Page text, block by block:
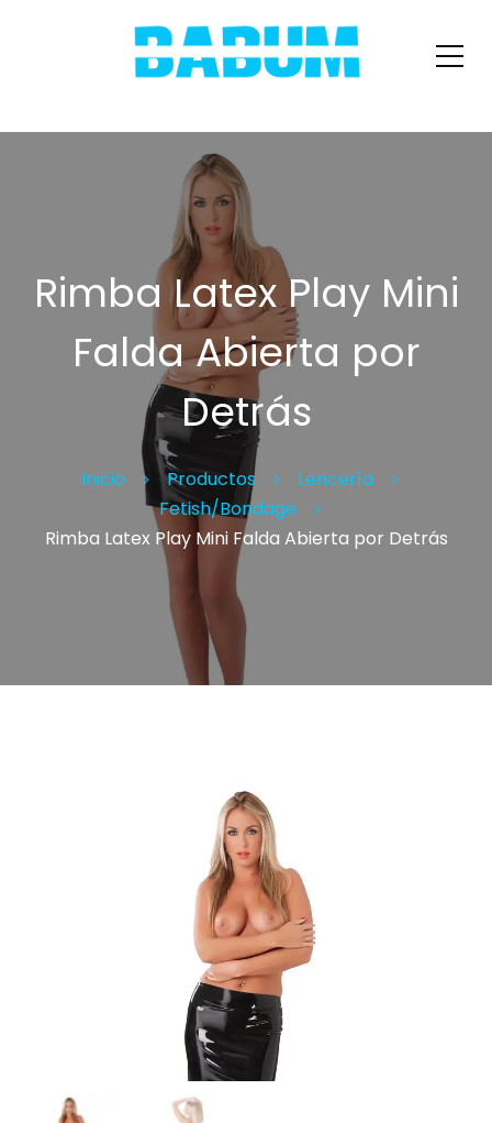
Rimba Latex Play Mini
Falda Abierta por
Detrás
Inicio Productos
Lencería
Fetish/Bondage
Rimba Latex Play Mini Falda Abierta por Detrás